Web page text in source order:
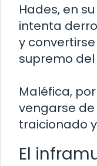
Hades, en
intenta
y
supremo del
Maléfica,
vengarse
traicionado
El